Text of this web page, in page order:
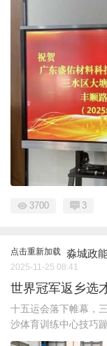
3700 3
点击重新加载 淼城政
2025-11-25 08:41
世界冠军返乡选
十五运会落下帷幕，
沙体育训练中心技巧